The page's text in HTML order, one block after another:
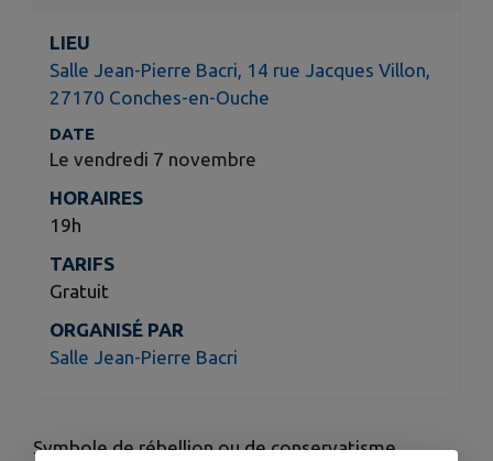
LIEU
Salle Jean-Pierre Bacri, 14 rue Jacques Villon,
27170 Conches-en-Ouche
DATE
Le vendredi 7 novembre
HORAIRES
19h
TARIFS
Gratuit
ORGANISÉ PAR
Salle Jean-Pierre Bacri
Symbole de rébellion ou de conservatisme,